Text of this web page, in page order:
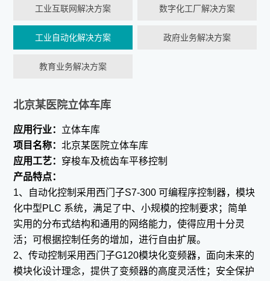
工业互联网解决方案 数字化工厂解决方案
工业自动化解决方案 政府业务解决方案
教育业务解决方案
北京某医院立体车库
应用行业： 立体车库
项目名称：北京某医院立体车库
应用工艺： 穿梭车及梳齿车平移控制
产品特点：
1、自动化控制采用西门子S7-300 可编程序控制器，模块
化中型PLC 系统，满足了中、小规模的控制要求；简单
实用的分布式结构和通用的网络能力，使得应用十分灵
活；可根据控制任务的增加，进行自由扩展。
2、传动控制采用西门子G120模块化变频器，面向未来的
模块化设计理念，提供了变频器的高度灵活性；安全保护